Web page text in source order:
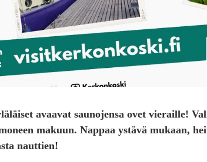
avaavat saunojensa ovet vieraille!
makuun. Nappaa ystävä mukaan,
nauttien!